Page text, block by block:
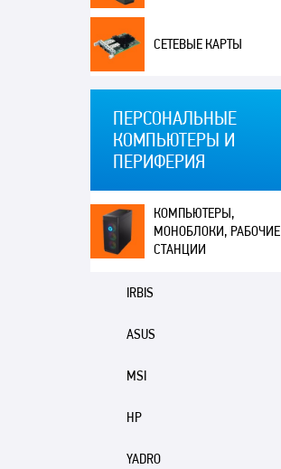
СЕТЕВЫЕ КАРТЫ
ПЕРСОНАЛЬНЫЕ
КОМПЬЮТЕРЫ И
ПЕРИФЕРИЯ
КОМПЬЮТЕРЫ,
МОНОБЛОКИ, РАБОЧИЕ
СТАНЦИИ
IRBIS
ASUS
MSI
HP
YADRO